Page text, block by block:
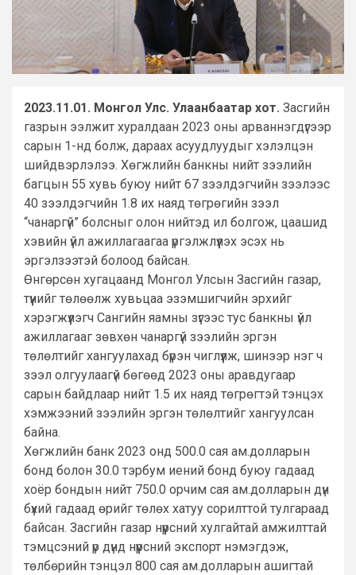
2023.11.01. Монгол Улс. Улаанбаатар хот. Засгийн
газрын ээлжит хуралдаан 2023 оны арваннэгдүгээр
сарын 1-нд болж, дараах асуудлуудыг хэлэлцэн
шийдвэрлэлээ. Хөгжлийн банкны нийт зээлийн
багцын 55 хувь буюу нийт 67 зээлдэгчийн зээлээс
40 зээлдэгчийн 1.8 их наяд төгрөгийн зээл
“чанаргүй” болсныг олон нийтэд ил болгож, цаашид
хэвийн үйл ажиллагаагаа үргэлжлүүлэх эсэх нь
эргэлзээтэй болоод байсан.
Өнгөрсөн хугацаанд Монгол Улсын Засгийн газар,
түүнийг төлөөлж хувьцаа эзэмшигчийн эрхийг
хэрэгжүүлэгч Сангийн яамны зүгээс тус банкны үйл
ажиллагааг зөвхөн чанаргүй зээлийн эргэн
төлөлтийг хангуулахад бүрэн чиглүүлж, шинээр нэг ч
зээл олгуулаагүй бөгөөд 2023 оны аравдугаар
сарын байдлаар нийт 1.5 их наяд төгрөгтэй тэнцэх
хэмжээний зээлийн эргэн төлөлтийг хангуулсан
байна.
Хөгжлийн банк 2023 онд 500.0 сая ам.долларын
бонд болон 30.0 тэрбум иений бонд буюу гадаад
хоёр бондын нийт 750.0 орчим сая ам.долларын дүн
бүхий гадаад өрийг төлөх хатуу сорилттой тулгараад
байсан. Засгийн газар нүүрсний хулгайтай амжилттай
тэмцсэний үр дүнд нүүрсний экспорт нэмэгдэж,
төлбөрийн тэнцэл 800 сая ам.долларын ашигтай